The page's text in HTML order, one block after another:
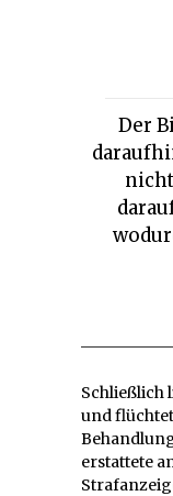
Der Bielefelder wehrte sich
Schließlich
und
erstattete